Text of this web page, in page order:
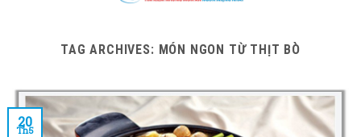
TAG ARCHIVES: MÓN NGON TỪ THỊT BÒ
20
Th5